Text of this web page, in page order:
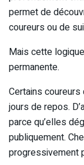
permet de
coureurs ou de
Mais cette
permanente.
Certains
jours de repos.
parce qu’elles
publiquement.
progressivement